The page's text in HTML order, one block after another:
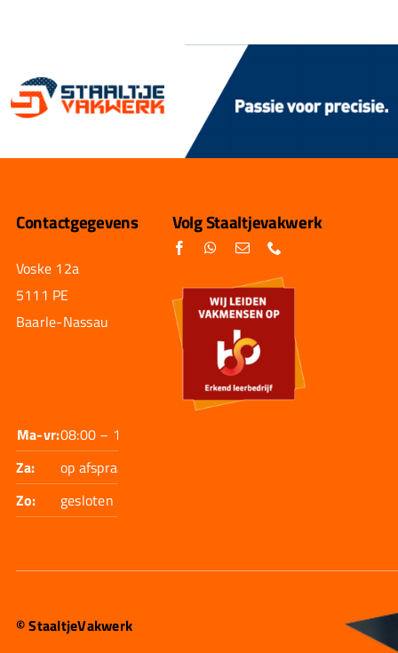
Contactgegevens
Voske 12a
5111 PE
Baarle-Nassau
Ma-vr:08:00 – 17:30
Za:
op afspraak
Zo:
gesloten
Volg Staaltjevakwerk
© StaaltjeVakwerk